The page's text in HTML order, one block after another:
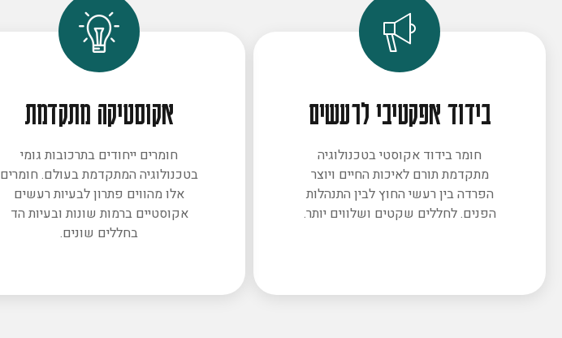
בידוד אפקטיבי לרעשים
חומר בידוד אקוסטי בטכנולוגיה
מתקדמת תורם לאיכות החיים ויוצר
הפרדה בין רעשי החוץ לבין התנהלות
הפנים. לחללים שקטים ושלווים יותר.
אקוסטיקה מתקדמת
חומרים ייחודים בתרכובות גומי
בטכנולוגיה המתקדמת בעולם. חומרים
אלו מהווים פתרון לבעיות רעשים
אקוסטיים ברמות שונות ובעיות הד
בחללים שונים.